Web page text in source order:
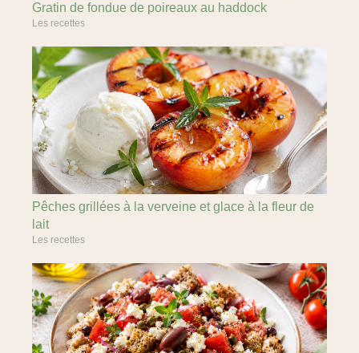
Gratin de fondue de poireaux au haddock
Les recettes
Pêches grillées à la verveine et glace à la fleur de
lait
Les recettes